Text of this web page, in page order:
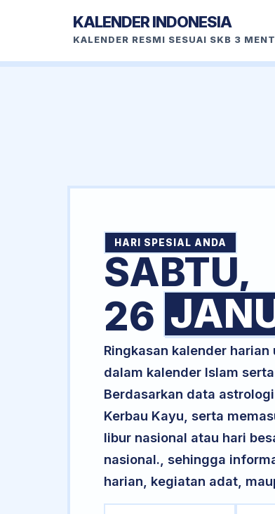
KALENDER INDONESIA
KALENDER RESMI SESUAI SKB 3
HARI SPESIAL ANDA
SABTU,
26
Ringkasan kalender
dalam kalender Islam
Berdasarkan data
Kerbau Kayu, serta
libur nasional atau hari
nasional., sehingga
harian, kegiatan adat,